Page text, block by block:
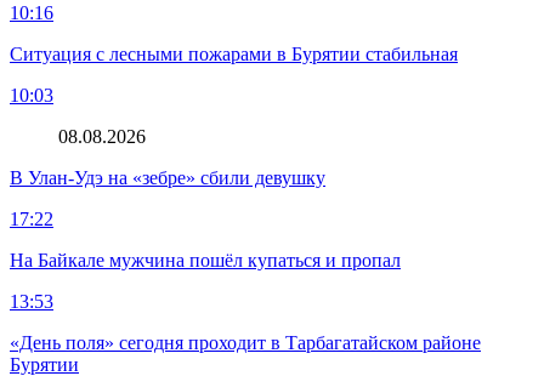
10:16
Ситуация с лесными пожарами в Бурятии стабильная
10:03
08.08.2026
В Улан-Удэ на «зебре» сбили девушку
17:22
На Байкале мужчина пошёл купаться и пропал
13:53
«День поля» сегодня проходит в Тарбагатайском районе
Бурятии